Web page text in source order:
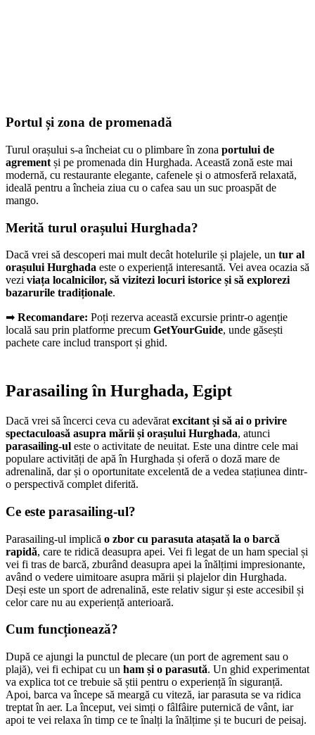
Portul și zona de promenadă
Turul orașului s-a încheiat cu o plimbare în zona portului de
agrement și pe promenada din Hurghada. Această zonă este mai
modernă, cu restaurante elegante, cafenele și o atmosferă relaxată,
ideală pentru a încheia ziua cu o cafea sau un suc proaspăt de
mango.
Merită turul orașului Hurghada?
Dacă vrei să descoperi mai mult decât hotelurile și plajele, un tur al
orașului Hurghada este o experiență interesantă. Vei avea ocazia să
vezi viața localnicilor, să vizitezi locuri istorice și să explorezi
bazarurile tradiționale.
➡ Recomandare: Poți rezerva această excursie printr-o agenție
locală sau prin platforme precum GetYourGuide, unde găsești
pachete care includ transport și ghid.
Parasailing în Hurghada, Egipt
Dacă vrei să încerci ceva cu adevărat excitant și să ai o privire
spectaculoasă asupra mării și orașului Hurghada, atunci
parasailing-ul este o activitate de neuitat. Este una dintre cele mai
populare activități de apă în Hurghada și oferă o doză mare de
adrenalină, dar și o oportunitate excelentă de a vedea stațiunea dintr-
o perspectivă complet diferită.
Ce este parasailing-ul?
Parasailing-ul implică o zbor cu parasuta atașată la o barcă
rapidă, care te ridică deasupra apei. Vei fi legat de un ham special și
vei fi tras de barcă, zburând deasupra apei la înălțimi impresionante,
având o vedere uimitoare asupra mării și plajelor din Hurghada.
Deși este un sport de adrenalină, este relativ sigur și este accesibil și
celor care nu au experiență anterioară.
Cum funcționează?
După ce ajungi la punctul de plecare (un port de agrement sau o
plajă), vei fi echipat cu un ham și o parasută. Un ghid experimentat
va explica tot ce trebuie să știi pentru o experiență în siguranță.
Apoi, barca va începe să meargă cu viteză, iar parasuta se va ridica
treptat în aer. La început, vei simți o fâlfâire puternică de vânt, iar
apoi te vei relaxa în timp ce te înalți la înălțime și te bucuri de peisaj.